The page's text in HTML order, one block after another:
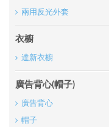
兩用反光外套
衣櫥
達新衣櫥
廣告背心(帽子)
廣告背心
帽子